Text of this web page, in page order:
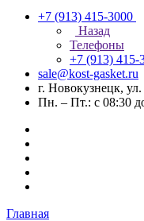
+7 (913) 415-3000
Назад
Телефоны
+7 (913) 415-
sale@kost-gasket.ru
г. Новокузнецк,
Пн. – Пт.: с 08:30
Главная